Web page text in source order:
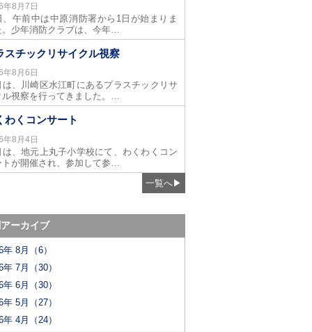
年8月7日
、午前中は中原消防署から1日が始まりま
。少年消防クラブは、今年…
スチックリサイクル視察
年8月6日
は、川崎区水江町にあるプラスチックリサ
ル視察を行ってきました。…
わくコンサート
年8月4日
は、地元上丸子小学校にて、わくわくコン
トが開催され、参加して参…
一覧へ▶
ーカイブ
年 8月（6）
年 7月（30）
年 6月（30）
年 5月（27）
年 4月（24）